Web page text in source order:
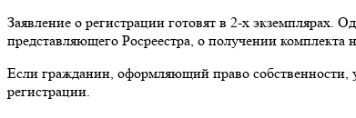
Заявление о регистрации готовят в 2-х экземплярах.
представляющего Росреестра, о получении комплекта
Если гражданин, оформляющий право собственности,
регистрации.